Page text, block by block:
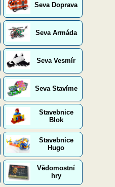
Seva Doprava
Seva Armáda
Seva Vesmír
Seva Stavíme
Stavebnice
Blok
Stavebnice
Hugo
Vědomostní
hry